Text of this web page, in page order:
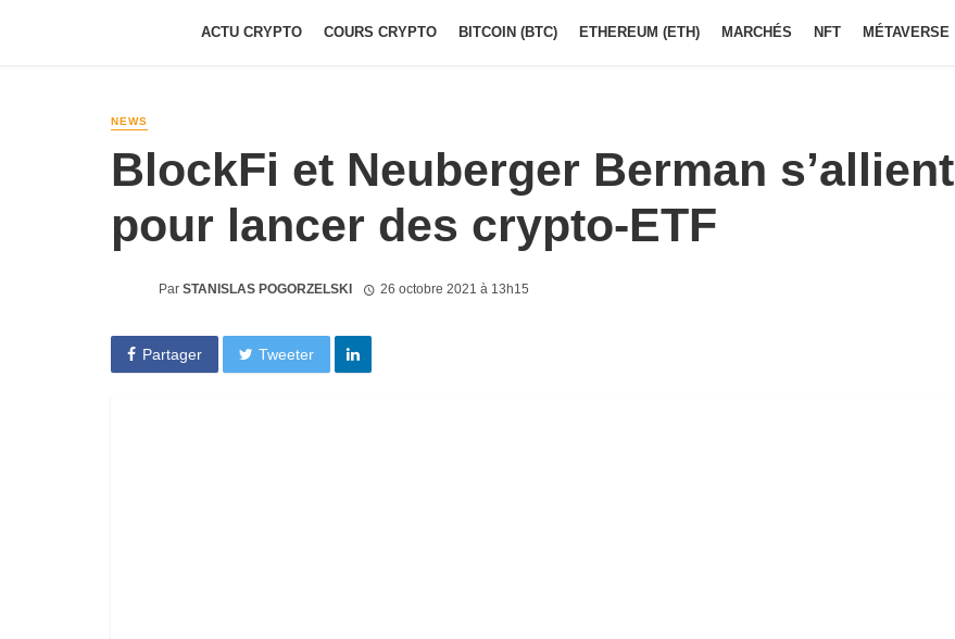
ACTU CRYPTO COURS CRYPTO BITCOIN (BTC) ETHEREUM (ETH) MARCHÉS NFT MÉTAVERSE
NEWS
BlockFi et Neuberger Berman s’allient
pour lancer des crypto-ETF
Par STANISLAS POGORZELSKI 26 octobre 2021 à 13h15
Partager Tweeter